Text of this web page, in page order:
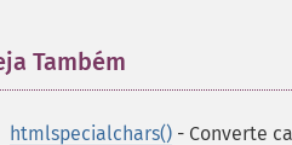
Também
htmlspecialchars() - Converte